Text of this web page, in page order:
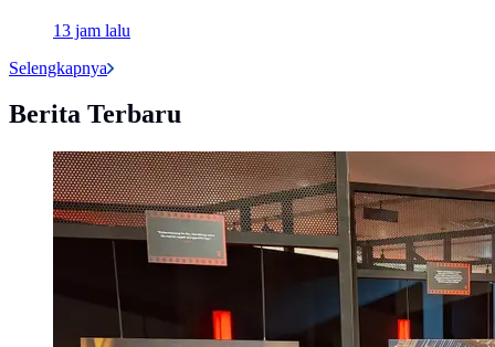
13 jam lalu
Selengkapnya
Berita Terbaru